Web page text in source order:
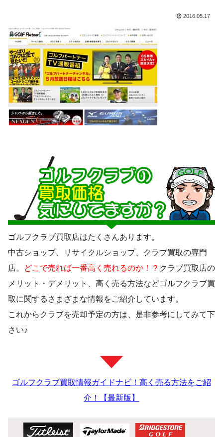
2016.05.17
ゴルフクラブ買取店はたくさんあります。
中古ショップ、リサイクルショップ、クラブ買取の専門
店。
どこで売れば一番高く売れるのか！？ クラブ買取店の
メリット・デメリット、高く売る方法などゴルフクラブ買
取に関するさまざまな情報をご紹介しています。
これからクラブを売却予定の方は、是非参考にしてみて下
さい♪
ゴルフクラブ買取情報ガイドナビ！高く売る方法をご紹
介！【最新版】